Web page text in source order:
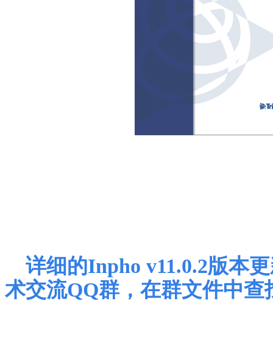
详细的Inpho v11.0.2版本
术交流QQ群，在群文件中查